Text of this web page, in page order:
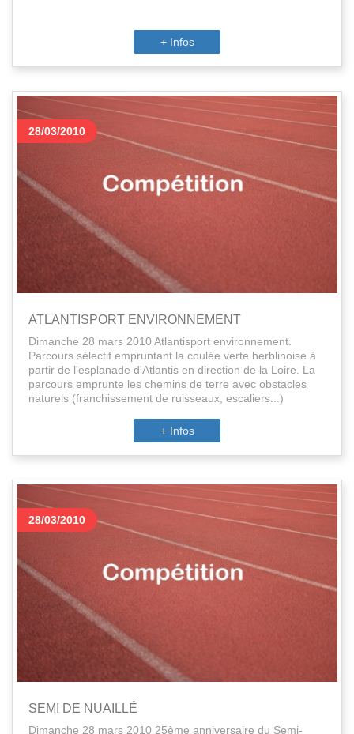
+ Infos
ATLANTISPORT ENVIRONNEMENT
Dimanche 28 mars 2010 Atlantisport environnement.
Parcours sélectif empruntant la coulée verte herblinoise à
partir de l'esplanade d'Atlantis en direction de la Loire. La
parcours emprunte les chemins de terre avec obstacles
naturels (franchissement de ruisseaux, escaliers...)
+ Infos
28/03/2010
SEMI DE NUAILLÉ
Dimanche 28 mars 2010 25ème anniversaire du Semi-
28/03/2010